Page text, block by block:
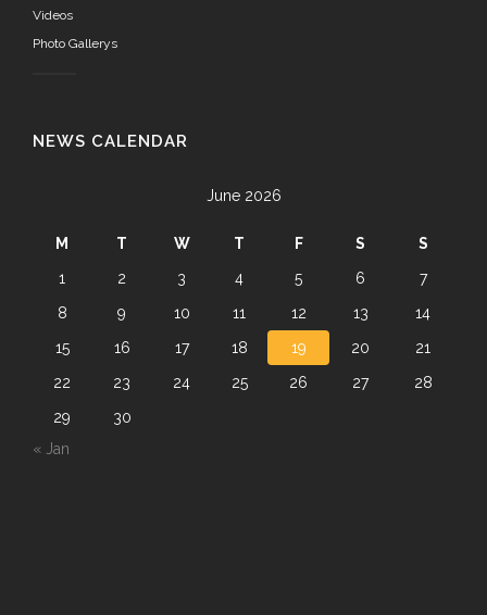
Videos
Photo Gallerys
NEWS CALENDAR
June 2026
M T W T F S
S
1
2 3 4 5 6
7
8
9 10 11 12 13
14
15
16 17 18 19 20
21
22
23 24 25 26 27
28
29
30
« Jan